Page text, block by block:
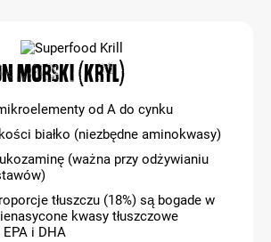
morski (kryl)
od A do cynku
białko (niezbędne aminokwasy)
(ważna przy odżywianiu
tłuszczu (18%) są bogade w
kwasy tłuszczowe
i DHA